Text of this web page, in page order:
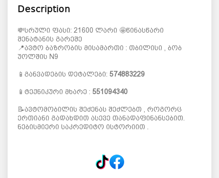
Description
💸სრული ფასი: 21600 ლარი 🤩წინასწარი
შენატანის გარეშე
📍ავტო ბაზრობის მისამართი : თბილისი , ბობ
უოლშის N9
📱განვადების დეტალები: 574883229
📱ტექნიკური მხარე : 551094340
📝ავტომობილის შეძენას შეძლებთ , როგორც
ერთიანი გადახდით ასევე თანადაფინანსებით.
ნებისმიერი საკრედიტო ისტორიით .